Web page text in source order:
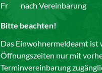
Fr
nach Vereinbarung
Bitte beachten!
Das Einwohnermeldeamt ist
Öffnungszeiten nur mit
Terminvereinbarung